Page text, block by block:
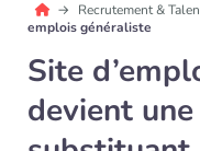
Recrutement &
emplois généraliste
Site
devient